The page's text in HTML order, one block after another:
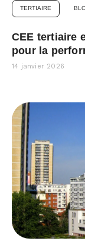
TERTIAIRE
CEE tertiaire
pour la
14 janvier 2026